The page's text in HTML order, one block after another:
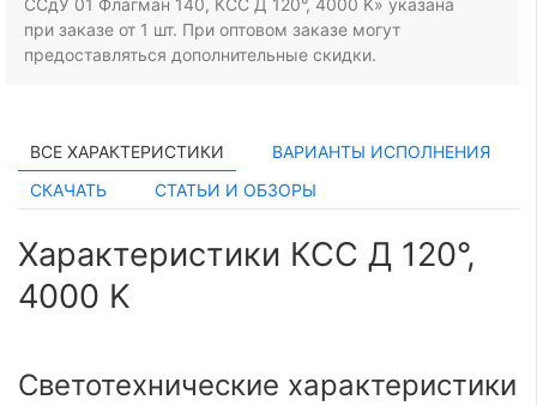
при заказе от 1 шт. При оптовом заказе могут
предоставляться дополнительные скидки.
ВСЕ ХАРАКТЕРИСТИКИ
ВАРИАНТЫ ИСПОЛНЕНИЯ
СКАЧАТЬ
СТАТЬИ И ОБЗОРЫ
Характеристики КСС Д 120°,
4000 K
Светотехнические характеристики